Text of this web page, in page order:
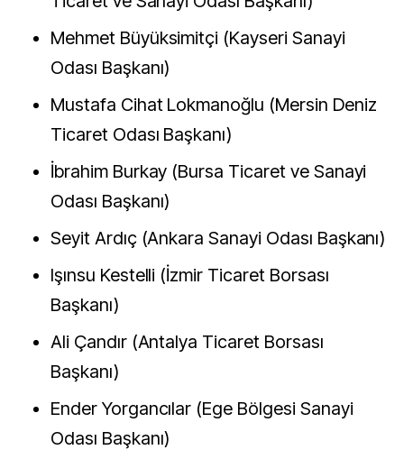
Mehmet Büyüksimitçi (Kayseri Sanayi
Odası Başkanı)
Mustafa Cihat Lokmanoğlu (Mersin Deniz
Ticaret Odası Başkanı)
İbrahim Burkay (Bursa Ticaret ve Sanayi
Odası Başkanı)
Seyit Ardıç (Ankara Sanayi Odası Başkanı)
Işınsu Kestelli (İzmir Ticaret Borsası
Başkanı)
Ali Çandır (Antalya Ticaret Borsası
Başkanı)
Ender Yorgancılar (Ege Bölgesi Sanayi
Odası Başkanı)